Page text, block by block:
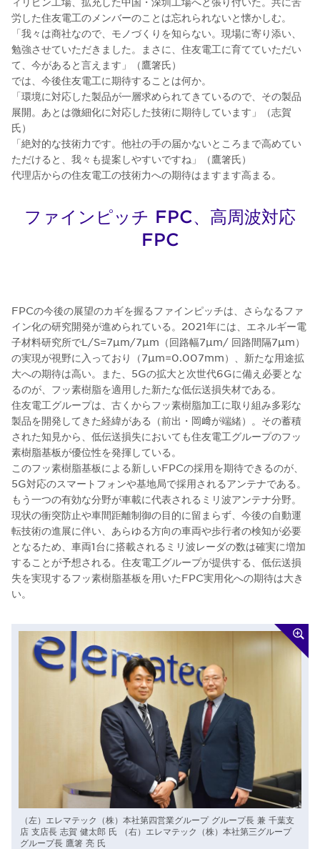
労した住友電工のメンバーのことは忘れられないと懐かしむ。
「我々は商社なので、モノづくりを知らない。現場に寄り添い、
勉強させていただきました。まさに、住友電工に育てていただい
て、今があると言えます」（鷹箸氏）
では、今後住友電工に期待することは何か。
「環境に対応した製品が一層求められてきているので、その製品
展開。あとは微細化に対応した技術に期待しています」（志賀
氏）
「絶対的な技術力です。他社の手の届かないところまで高めてい
ただけると、我々も提案しやすいですね」（鷹箸氏）
代理店からの住友電工の技術力への期待はますます高まる。
ファインピッチ FPC、高周波対応
FPC
FPCの今後の展望のカギを握るファインピッチは、さらなるファ
イン化の研究開発が進められている。2021年には、エネルギー電
子材料研究所でL/S=7µm/7µm（回路幅7µm/ 回路間隔7µm）
の実現が視野に入っており（7µm=0.007mm）、新たな用途拡
大への期待は高い。また、5Gの拡大と次世代6Gに備え必要とな
るのが、フッ素樹脂を適用した新たな低伝送損失材である。
住友電工グループは、古くからフッ素樹脂加工に取り組み多彩な
製品を開発してきた経緯がある（前出・岡﨑が端緒）。その蓄積
された知見から、低伝送損失においても住友電工グループのフッ
素樹脂基板が優位性を発揮している。
このフッ素樹脂基板による新しいFPCの採用を期待できるのが、
5G対応のスマートフォンや基地局で採用されるアンテナである。
もう一つの有効な分野が車載に代表されるミリ波アンテナ分野。
現状の衝突防止や車間距離制御の目的に留まらず、今後の自動運
転技術の進展に伴い、あらゆる方向の車両や歩行者の検知が必要
となるため、車両1台に搭載されるミリ波レーダの数は確実に増加
することが予想される。住友電工グループが提供する、低伝送損
失を実現するフッ素樹脂基板を用いたFPC実用化への期待は大き
い。
（左）エレマテック（株）本社第四営業グループ グループ長 兼 千葉支
店 支店長 志賀 健太郎 氏 （右）エレマテック（株）本社第三グループ
グループ長 鷹箸 亮 氏